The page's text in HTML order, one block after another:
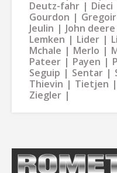
Deutz-fahr
Dieci
Gourdon
Jeulin
John deere
Lemken
Lider
Mchale
Merlo
Pateer
Payen
Seguip
Sentar
Thievin
Tietjen
Ziegler